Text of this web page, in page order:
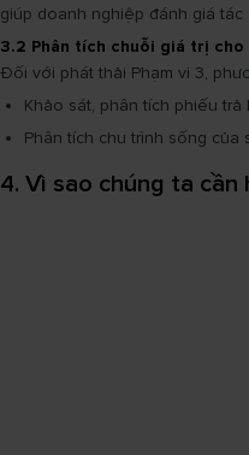
giúp doanh nghiệp đánh giá
3.2 Phân tích chuỗi giá trị cho
Đối với phát thải Phạm vi 3,
Khảo sát, phân tích phiếu
Phân tích chu trình sống của
4. Vì sao chúng ta cần